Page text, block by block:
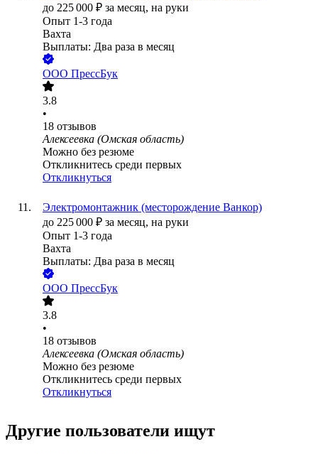
до 225 000 ₽ за месяц, на руки
Опыт 1-3 года
Вахта
Выплаты: Два раза в месяц
ООО ПрессБук
3.8
•
18 отзывов
Алексеевка (Омская область)
Можно без резюме
Откликнитесь среди первых
Откликнуться
Электромонтажник (месторождение Ванкор)
до 225 000 ₽ за месяц, на руки
Опыт 1-3 года
Вахта
Выплаты: Два раза в месяц
ООО ПрессБук
3.8
•
18 отзывов
Алексеевка (Омская область)
Можно без резюме
Откликнитесь среди первых
Откликнуться
Другие пользователи ищут